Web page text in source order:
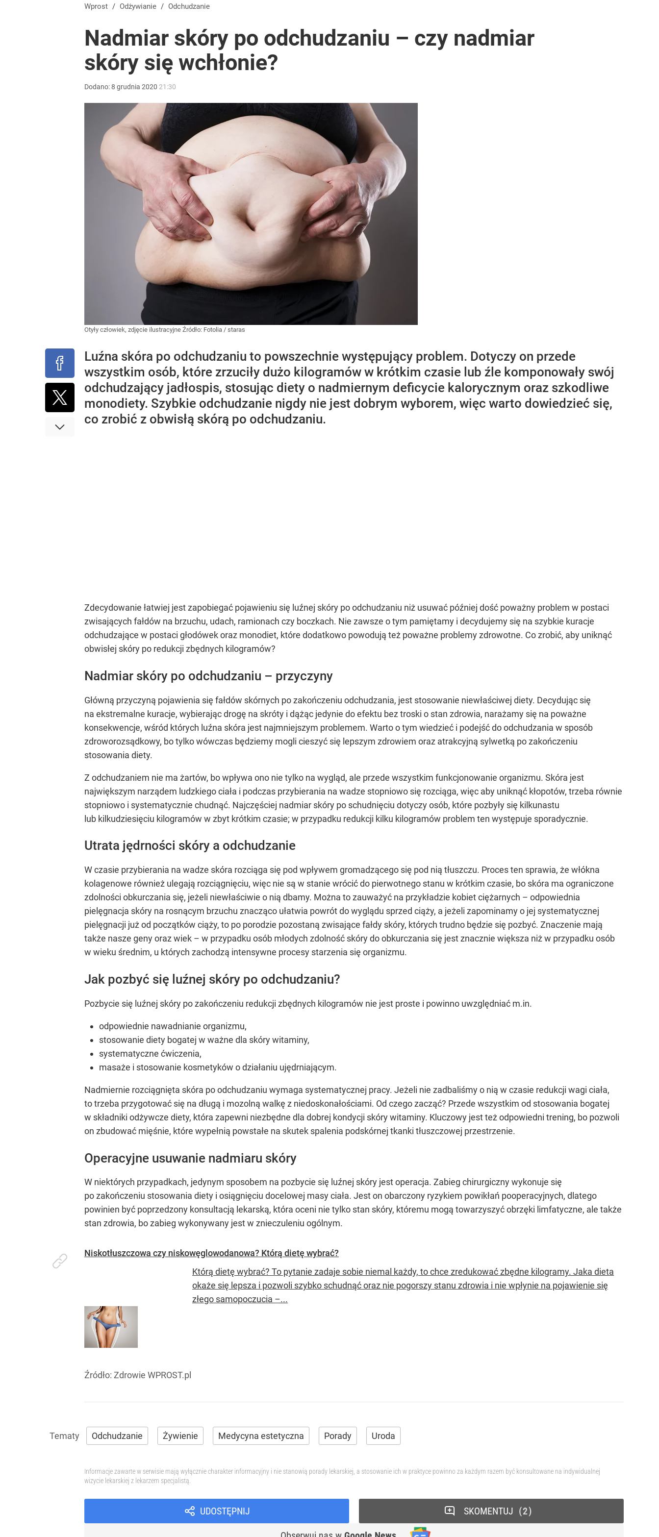
Wprost / Odżywianie / Odchudzanie
Nadmiar skóry po odchudzaniu – czy nadmiar
skóry się wchłonie?
Dodano:8 grudnia 2020 21:30
Otyły człowiek, zdjęcie ilustracyjne Źródło: Fotolia / staras
Luźna skóra po odchudzaniu to powszechnie występujący problem. Dotyczy on przede
wszystkim osób, które zrzuciły dużo kilogramów w krótkim czasie lub źle komponowały swój
odchudzający jadłospis, stosując diety o nadmiernym deficycie kalorycznym oraz szkodliwe
monodiety. Szybkie odchudzanie nigdy nie jest dobrym wyborem, więc warto dowiedzieć się,
co zrobić z obwisłą skórą po odchudzaniu.
Zdecydowanie łatwiej jest zapobiegać pojawieniu się luźnej skóry po odchudzaniu niż usuwać później dość poważny problem w postaci
zwisających fałdów na brzuchu, udach, ramionach czy boczkach. Nie zawsze o tym pamiętamy i decydujemy się na szybkie kuracje
odchudzające w postaci głodówek oraz monodiet, które dodatkowo powodują też poważne problemy zdrowotne. Co zrobić, aby uniknąć
obwisłej skóry po redukcji zbędnych kilogramów?
Nadmiar skóry po odchudzaniu – przyczyny
Główną przyczyną pojawienia się fałdów skórnych po zakończeniu odchudzania, jest stosowanie niewłaściwej diety. Decydując się
na ekstremalne kuracje, wybierając drogę na skróty i dążąc jedynie do efektu bez troski o stan zdrowia, narażamy się na poważne
konsekwencje, wśród których luźna skóra jest najmniejszym problemem. Warto o tym wiedzieć i podejść do odchudzania w sposób
zdroworozsądkowy, bo tylko wówczas będziemy mogli cieszyć się lepszym zdrowiem oraz atrakcyjną sylwetką po zakończeniu
stosowania diety.
Z odchudzaniem nie ma żartów, bo wpływa ono nie tylko na wygląd, ale przede wszystkim funkcjonowanie organizmu. Skóra jest
największym narządem ludzkiego ciała i podczas przybierania na wadze stopniowo się rozciąga, więc aby uniknąć kłopotów, trzeba równie
stopniowo i systematycznie chudnąć. Najczęściej nadmiar skóry po schudnięciu dotyczy osób, które pozbyły się kilkunastu
lub kilkudziesięciu kilogramów w zbyt krótkim czasie; w przypadku redukcji kilku kilogramów problem ten występuje sporadycznie.
Utrata jędrności skóry a odchudzanie
W czasie przybierania na wadze skóra rozciąga się pod wpływem gromadzącego się pod nią tłuszczu. Proces ten sprawia, że włókna
kolagenowe również ulegają rozciągnięciu, więc nie są w stanie wrócić do pierwotnego stanu w krótkim czasie, bo skóra ma ograniczone
zdolności obkurczania się, jeżeli niewłaściwie o nią dbamy. Można to zauważyć na przykładzie kobiet ciężarnych – odpowiednia
pielęgnacja skóry na rosnącym brzuchu znacząco ułatwia powrót do wyglądu sprzed ciąży, a jeżeli zapominamy o jej systematycznej
pielęgnacji już od początków ciąży, to po porodzie pozostaną zwisające fałdy skóry, których trudno będzie się pozbyć. Znaczenie mają
także nasze geny oraz wiek – w przypadku osób młodych zdolność skóry do obkurczania się jest znacznie większa niż w przypadku osób
w wieku średnim, u których zachodzą intensywne procesy starzenia się organizmu.
Jak pozbyć się luźnej skóry po odchudzaniu?
Pozbycie się luźnej skóry po zakończeniu redukcji zbędnych kilogramów nie jest proste i powinno uwzględniać m.in.
odpowiednie nawadnianie organizmu,
stosowanie diety bogatej w ważne dla skóry witaminy,
systematyczne ćwiczenia,
masaże i stosowanie kosmetyków o działaniu ujędrniającym.
Nadmiernie rozciągnięta skóra po odchudzaniu wymaga systematycznej pracy. Jeżeli nie zadbaliśmy o nią w czasie redukcji wagi ciała,
to trzeba przygotować się na długą i mozolną walkę z niedoskonałościami. Od czego zacząć? Przede wszystkim od stosowania bogatej
w składniki odżywcze diety, która zapewni niezbędne dla dobrej kondycji skóry witaminy. Kluczowy jest też odpowiedni trening, bo pozwoli
on zbudować mięśnie, które wypełnią powstałe na skutek spalenia podskórnej tkanki tłuszczowej przestrzenie.
Operacyjne usuwanie nadmiaru skóry
W niektórych przypadkach, jedynym sposobem na pozbycie się luźnej skóry jest operacja. Zabieg chirurgiczny wykonuje się
po zakończeniu stosowania diety i osiągnięciu docelowej masy ciała. Jest on obarczony ryzykiem powikłań pooperacyjnych, dlatego
powinien być poprzedzony konsultacją lekarską, która oceni nie tylko stan skóry, któremu mogą towarzyszyć obrzęki limfatyczne, ale także
stan zdrowia, bo zabieg wykonywany jest w znieczuleniu ogólnym.
Niskotłuszczowa czy niskowęglowodanowa? Którą dietę wybrać?
Którą dietę wybrać? To pytanie zadaje sobie niemal każdy, to chce zredukować zbędne kilogramy. Jaka dieta
okaże się lepsza i pozwoli szybko schudnąć oraz nie pogorszy stanu zdrowia i nie wpłynie na pojawienie się
złego samopoczucia –...
Źródło: Zdrowie WPROST.pl
Odchudzanie Żywienie Medycyna estetyczna Porady Uroda
Informacje zawarte w serwisie mają wyłącznie charakter informacyjny i nie stanowią porady lekarskiej, a stosowanie ich w praktyce powinno za każdym razem być konsultowane na indywidualnej
wizycie lekarskiej z lekarzem specjalistą.
UDOSTĘPNIJ SKOMENTUJ 2